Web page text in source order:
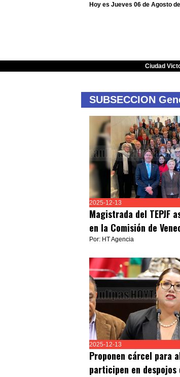
Hoy es Jueves 06 de Agosto
Ciudad
SUBSECCION
2025-12-13
Magistrada del TEPJF
en la Comisión de
Por: HT Agencia
2025-12-13
Proponen cárcel para
participen en despojos